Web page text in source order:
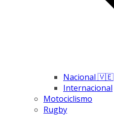
Nacional 🇻🇪
Internacional
Motociclismo
Rugby